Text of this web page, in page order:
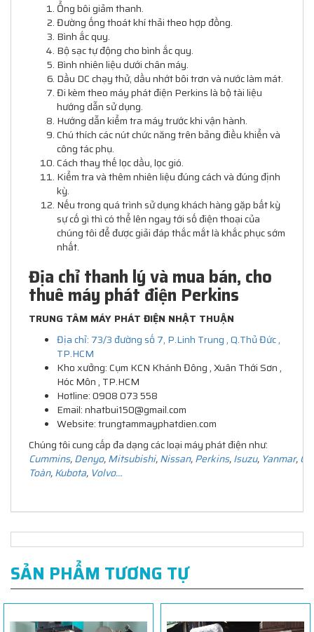
Ổng bôi giảm thanh.
Đường ống thoát khí thải theo hợp đồng.
Bình ắc quy.
Bộ sạc tự động cho bình ắc quy.
Bình nhiên liệu dưới chân máy.
Dầu DC chạy thử, dầu nhớt bôi trơn và nước làm mát.
Đi kèm theo máy phát điện Perkins là bộ tài liệu
hướng dẫn sử dụng.
Hướng dẫn kiểm tra máy trước khi vận hành.
Chú thích các nút chức năng trên bảng điều khiển và
công tác phụ.
Cách thay thế lọc dầu, lọc gió.
Kiểm tra và thêm nhiên liệu đúng cách và đúng định
kỳ.
Nếu trong quá trình sử dụng khách hàng gặp bất kỳ
sự cố gì thì có thể lên ngay tới số điện thoại của
chúng tôi để được giải đáp thắc mắt là khắc phục sớm
nhất.
Địa chỉ thanh lý và mua bán, cho
thuê máy phát điện Perkins
TRUNG TÂM MÁY PHÁT ĐIỆN NHẬT THUẬN
Địa chỉ: 73/3 đường số 7, P.Linh Trung , Q.Thủ Đức ,
TP.HCM
Kho xưởng: Cụm KCN Khánh Đông , Xuân Thới Sơn ,
Hóc Môn , TP.HCM
Hotline: 0908 073 558
Email: nhatbui150@gmail.com
Website: trungtammayphatdien.com
Chúng tôi cung cấp đa dạng các loại máy phát điện như:
Cummins,Denyo,Mitsubishi,Nissan,Perkins,Isuzu, Yanmar,Cat
Toàn,Kubota, Volvo…
SẢN PHẨM TƯƠNG TỰ